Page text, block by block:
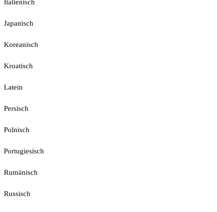
Italienisch
Japanisch
Koreanisch
Kroatisch
Latein
Persisch
Polnisch
Portugiesisch
Rumänisch
Russisch